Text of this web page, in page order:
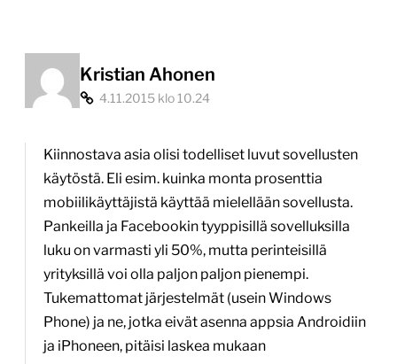
Kristian Ahonen
4.11.2015 klo 10.24
Kiinnostava asia olisi todelliset luvut sovellusten
käytöstä. Eli esim. kuinka monta prosenttia
mobiilikäyttäjistä käyttää mielellään sovellusta.
Pankeilla ja Facebookin tyyppisillä sovelluksilla
luku on varmasti yli 50%, mutta perinteisillä
yrityksillä voi olla paljon paljon pienempi.
Tukemattomat järjestelmät (usein Windows
Phone) ja ne, jotka eivät asenna appsia Androidiin
ja iPhoneen, pitäisi laskea mukaan